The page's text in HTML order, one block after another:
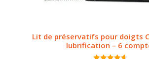
Lit de préservatifs pour doigts
lubrification – 6